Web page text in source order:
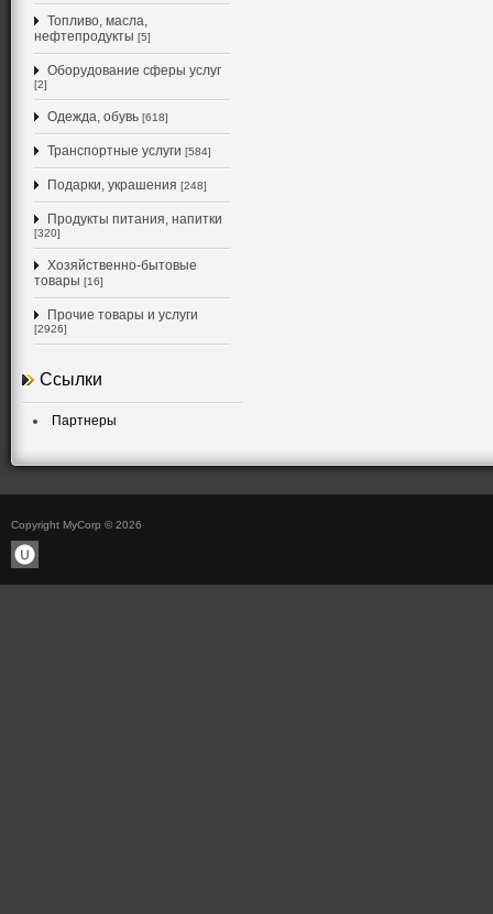
Топливо, масла,
нефтепродукты [5]
Оборудование сферы услуг
[2]
Одежда, обувь [618]
Транспортные услуги [584]
Подарки, украшения [248]
Продукты питания, напитки
[320]
Хозяйственно-бытовые
товары [16]
Прочие товары и услуги
[2926]
Ссылки
Партнеры
Copyright MyCorp © 2026